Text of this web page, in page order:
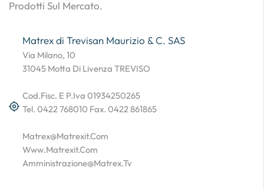
Prodotti Sul Mercato.
Matrex di Trevisan Maurizio & C. SAS
Via Milano, 10
31045 Motta Di Livenza TREVISO
Cod.Fisc. E P.Iva 01934250265
Tel. 0422 768010 Fax. 0422 861865
Matrex@matrexit.com
Www.matrexit.com
Amministrazione@matrex.tv